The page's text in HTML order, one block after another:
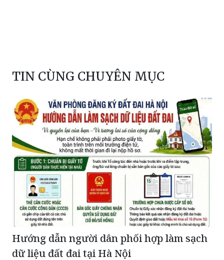
TIN CÙNG CHUYÊN MỤC
Hướng dẫn người dân phối hợp làm sạch
dữ liệu đất đai tại Hà Nội